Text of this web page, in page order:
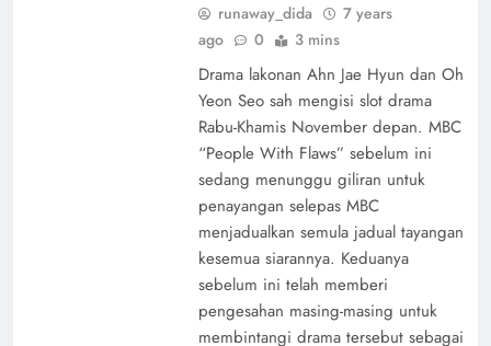
runaway_dida
7 years
ago
0 3 mins
Drama lakonan Ahn Jae Hyun dan Oh
Yeon Seo sah mengisi slot drama
Rabu-Khamis November depan. MBC
“People With Flaws” sebelum ini
sedang menunggu giliran untuk
penayangan selepas MBC
menjadualkan semula jadual tayangan
kesemua siarannya. Keduanya
sebelum ini telah memberi
pengesahan masing-masing untuk
membintangi drama tersebut sebagai